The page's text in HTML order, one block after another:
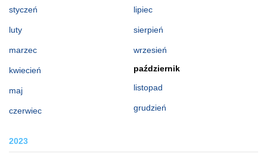
styczeń
luty
marzec
kwiecień
maj
czerwiec
lipiec
sierpień
wrzesień
październik
listopad
grudzień
2023